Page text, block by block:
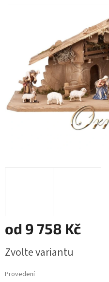
od 9 758 Kč
cena:
Zvolte variantu
Provedení